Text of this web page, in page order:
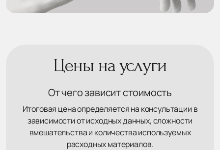
Цены на услуги
От чего зависит стоимость
Итоговая цена определяется на консультации в
зависимости от исходных данных, сложности
вмешательства и количества используемых
расходных материалов.